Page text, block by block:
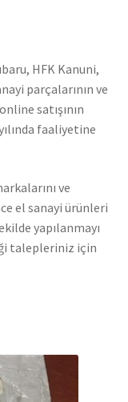
HFK Kanuni,
parçalarının ve
satışının
faaliyetine
ve
el sanayi ürünleri
yapılanmayı
talepleriniz için